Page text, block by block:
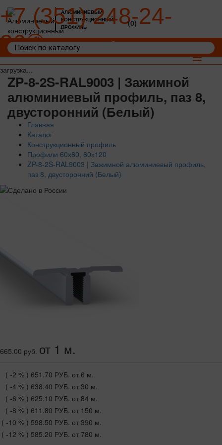
загрузка...
АЛЮМИНИЕВЫЙ
КОНСТРУКЦИОННЫЙ
ПРОФИЛЬ
+7 (351) 248-24-
36
(0)
Toggle
ZP-8-2S-RAL9003 | Зажимной
алюминиевый профиль, паз 8,
двусторонний (Белый)
Главная
Каталог
Конструкционный профиль
Профили 60х60, 60х120
ZP-8-2S-RAL9003 | Зажимной алюминиевый профиль,
паз 8, двусторонний (Белый)
665.00 руб. от 1 м.
( -2 % ) 651.70 РУБ. от 6 м.
( -4 % ) 638.40 РУБ. от 30 м.
( -6 % ) 625.10 РУБ. от 84 м.
( -8 % ) 611.80 РУБ. от 150 м.
( -10 % ) 598.50 РУБ. от 390 м.
( -12 % ) 585.20 РУБ. от 780 м.